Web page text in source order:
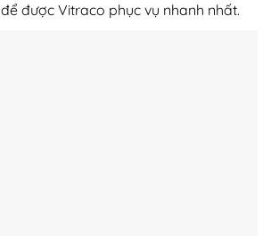
để được Vitraco phục vụ nhanh nhất.